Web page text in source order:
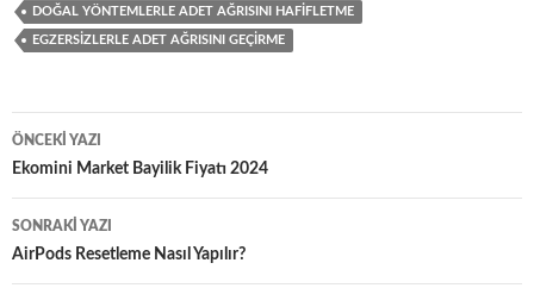
DOĞAL YÖNTEMLERLE ADET AĞRISINI HAFIFLETME
EGZERSIZLERLE ADET AĞRISINI GEÇIRME
Yazı
dolaşımı
ÖNCEKI YAZI
Ekomini Market Bayilik Fiyatı 2024
SONRAKI YAZI
AirPods Resetleme Nasıl Yapılır?